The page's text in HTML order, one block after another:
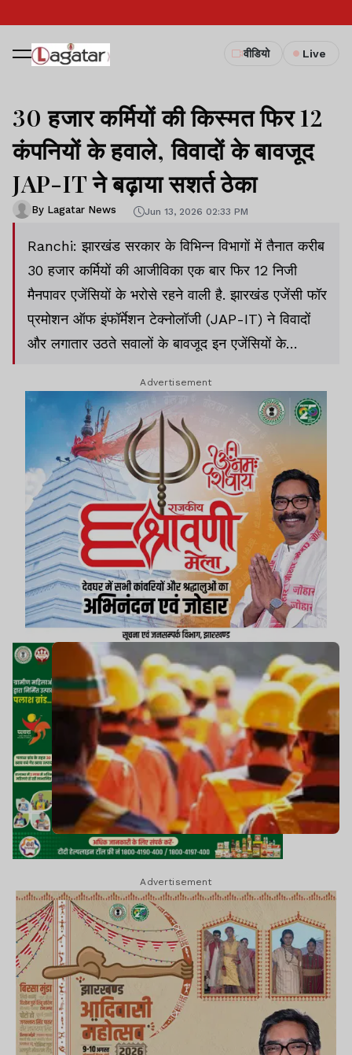
वीडियो Live
30 हजार कर्मियों की किस्मत फिर 12
कंपनियों के हवाले, विवादों के बावजूद
JAP-IT ने बढ़ाया सशर्त ठेका
By Lagatar News Jun 13, 2026 02:33 PM
Ranchi: झारखंड सरकार के विभिन्न विभागों में तैनात करीब
30 हजार कर्मियों की आजीविका एक बार फिर 12 निजी
मैनपावर एजेंसियों के भरोसे रहने वाली है. झारखंड एजेंसी फॉर
प्रमोशन ऑफ इंफॉर्मेशन टेक्नोलॉजी (JAP-IT) ने विवादों
और लगातार उठते सवालों के बावजूद इन एजेंसियों के
अवधि विस्तार दे दिया है.
Advertisement
Advertisement